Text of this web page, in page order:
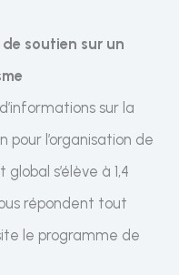
soutien sur un
sur la
l’organisation de
s’élève à 1,4
répondent tout
le programme de